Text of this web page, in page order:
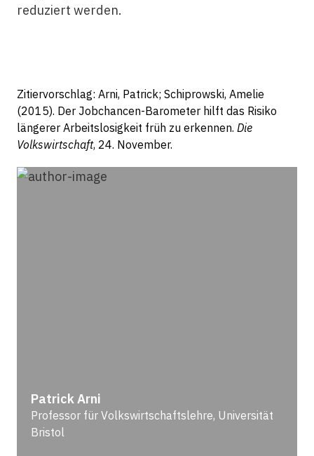
reduziert werden.
Zitiervorschlag: Arni, Patrick; Schiprowski, Amelie
(2015). Der Jobchancen-Barometer hilft das Risiko
längerer Arbeitslosigkeit früh zu erkennen. Die
Volkswirtschaft, 24. November.
Patrick Arni
Professor für Volkswirtschaftslehre, Universität
Bristol